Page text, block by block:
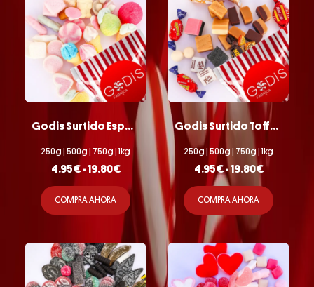
Godis Surtido Esponjosa
250g | 500g | 750g | 1kg
4.95€- 19.80€
COMPRA AHORA
Godis Surtido Toffee y Fudge
250g | 500g | 750g | 1kg
4.95€-19.80€
COMPRA AHORA